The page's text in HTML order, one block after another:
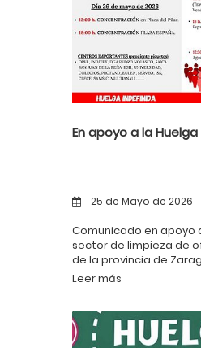
En apoyo a la
25 de Mayo de 2026
Comunicado en apoyo
sector de limpieza de
de la provincia de
Leer más